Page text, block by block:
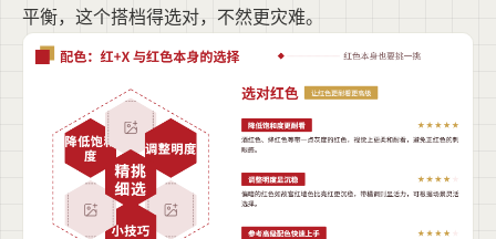
平衡，这个搭档得选对，不然更灾难。